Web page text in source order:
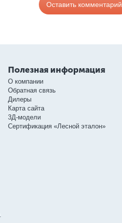
Оставить комментарий
Полезная информация
О компании
Обратная связь
Дилеры
Карта сайта
3Д-модели
Сертификация «Лесной эталон»